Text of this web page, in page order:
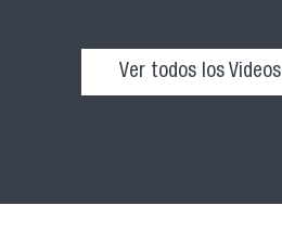
Ver todos los Videos